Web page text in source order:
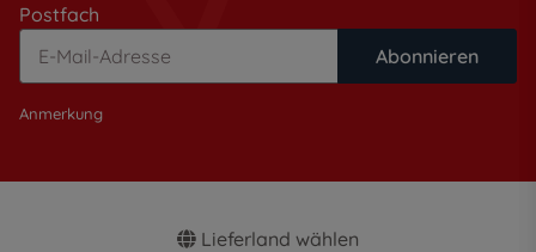
Postfach
Abonnieren
Anmerkung
Lieferland wählen